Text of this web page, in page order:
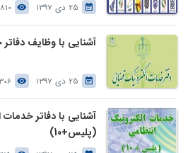
25 دی 1397
آشنایی با وظایف
25 دی 1397 99306
آشنایی با دفاتر خدمات
(پلیس+10)